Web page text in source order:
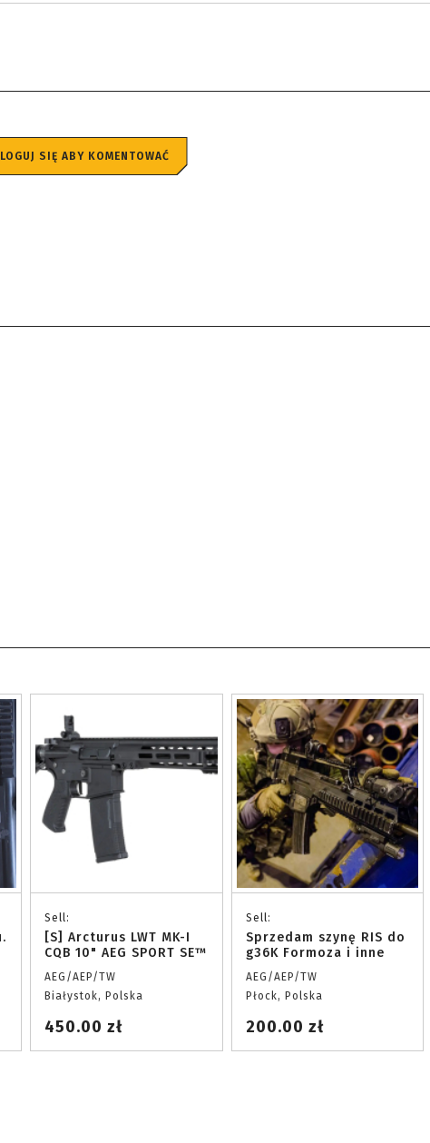
SIĘ ABY KOMENTOWAĆ
Sell:
[S] Arcturus LWT MK-I
CQB 10" AEG SPORT SE™
AEG/AEP/TW
Białystok, Polska
450.00 zł
Sell:
Sprzedam szynę RIS do
g36K Formoza i inne
AEG/AEP/TW
Płock, Polska
200.00 zł